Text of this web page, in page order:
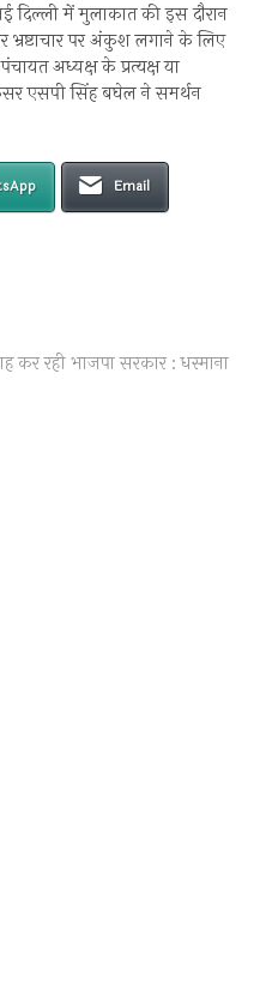
दिल्ली में मुलाकात की इस दौरान
पर अंकुश लगाने के लिए
अध्यक्ष के प्रत्यक्ष या
एसपी सिंह बघेल ने समर्थन
Email
कर रही भाजपा सरकार : धस्माना